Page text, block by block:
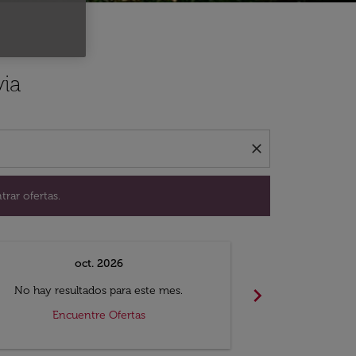
close
ofertas.
para encontrar ofertas.
oct. 2026
No hay resultados para este mes.
Encuentre Ofertas
chevron_right